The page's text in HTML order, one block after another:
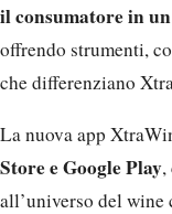
il consumatore in
offrendo strumenti,
che differenziano
La nuova app
Store e Google Play,
all’universo del wine